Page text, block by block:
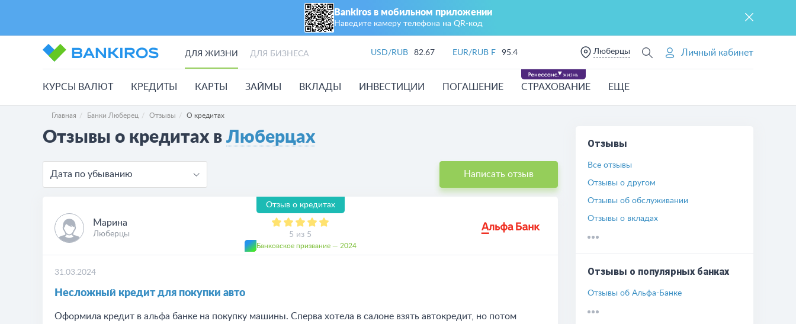
Bankiros в мобильном приложении
Наведите камеру телефона на QR‑код
ДЛЯ ЖИЗНИ ДЛЯ БИЗНЕСА USD/RUB 82.67 EUR/RUB F 95.4 Люберцы Личный кабинет
КУРСЫ ВАЛЮТ КРЕДИТЫ КАРТЫ ЗАЙМЫ ВКЛАДЫ ИНВЕСТИЦИИ ПОГАШЕНИЕ СТРАХОВАНИЕ ЕЩЕ
Главная Банки Люберец Отзывы О кредитах
Отзывы о кредитах в Люберцах
Дата по убыванию Написать отзыв
Отзыв о кредитах
Марина
Люберцы 5 из 5
Банковское призвание — 2024
31.03.2024
Несложный кредит для покупки авто
Оформила кредит в альфа банке на покупку машины. Сперва хотела в салоне взять автокредит, но потом
Отзывы
Все отзывы
Отзывы о другом
Отзывы об обслуживании
Отзывы о вкладах
Отзывы о кредитных картах
Отзывы о дебетовых картах
Отзывы о популярных банках
Отзывы об Альфа-Банке
Отзывы о кредитных картах